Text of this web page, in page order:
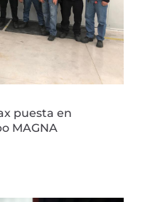
puesta en
MAGNA